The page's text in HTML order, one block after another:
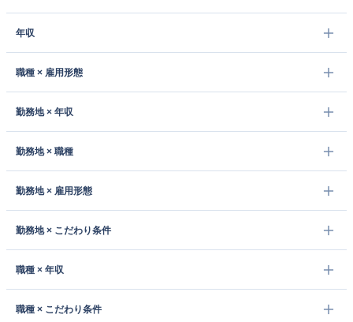
年収
職種 × 雇用形態
勤務地 × 年収
勤務地 × 職種
勤務地 × 雇用形態
勤務地 × こだわり条件
職種 × 年収
職種 × こだわり条件